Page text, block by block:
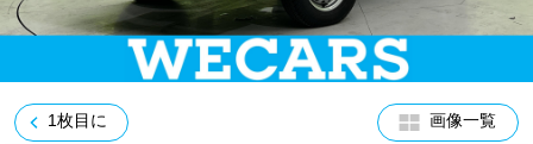
0120-733-500
1枚目に 画像一覧